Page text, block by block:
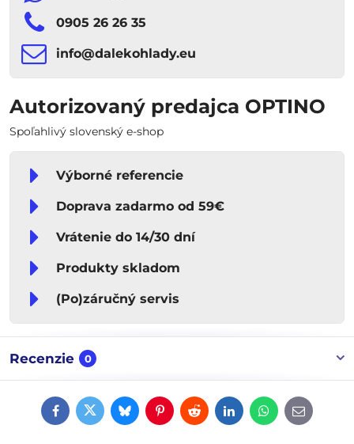
0905 26 26 35
info​​@dalekohlady​​.eu
Autorizovaný predajca OPTINO
Spoľahlivý slovenský e-shop
Výborné referencie
Doprava zadarmo od 59€
Vrátenie do 14/30 dní
Produkty skladom
(Po)záručný servis
Recenzie 0
FacebookTwitterBlueskyPinterestRedditLinkedInWhatsApp
E-
mail